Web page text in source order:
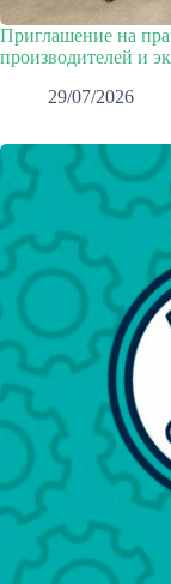
Приглашение на
производителей и
29/07/2026